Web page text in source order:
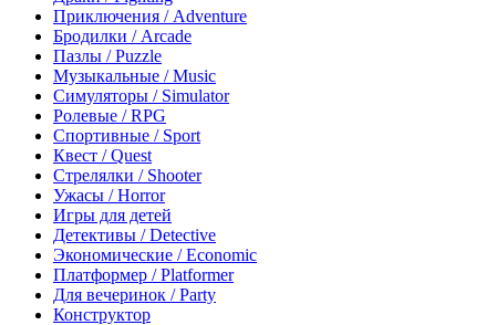
Приключения / Adventure
Бродилки / Arcade
Пазлы / Puzzle
Музыкальные / Music
Симуляторы / Simulator
Ролевые / RPG
Спортивные / Sport
Квест / Quest
Стрелялки / Shooter
Ужасы / Horror
Игры для детей
Детективы / Detective
Экономические / Economic
Платформер / Platformer
Для вечеринок / Party
Конструктор